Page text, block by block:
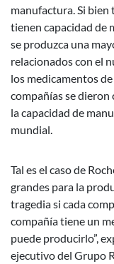
manufactura. Si bien
tienen capacidad de
se produzca una
relacionados con el
los medicamentos
compañías se
la capacidad de
mundial.
Tal es el caso de
grandes para la
tragedia si cada
compañía tiene un
puede producirlo”,
ejecutivo del Grupo